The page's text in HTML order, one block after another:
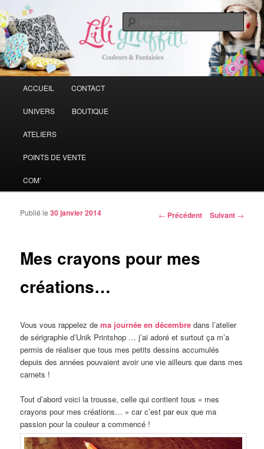
Liligraffiti
Vive la couleur qui rend la vie plus belle
Aller au contenu principal
Aller au contenu secondaire
ACCUEIL CONTACT
UNIVERS BOUTIQUE
ATELIERS
POINTS DE VENTE
COM’
Navigation des articles
← Précédent Suivant →
Mes crayons pour mes
créations…
Publié le30 janvier 2014
Vous vous rappelez dema journée en décembre dans l’atelier
de sérigraphie d’Unik Printshop … j’ai adoré et surtout ça m’a
permis de réaliser que tous mes petits dessins accumulés
depuis des années pouvaient avoir une vie ailleurs que dans mes
carnets !
Tout d’abord voici la trousse, celle qui contient tous « mes
crayons pour mes créations… » car c’est par eux que ma
passion pour la couleur a commencé !